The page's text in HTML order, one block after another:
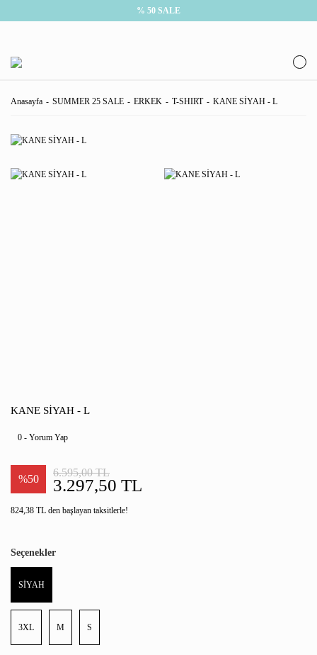
% 50 SALE
Anasayfa SUMMER 25 SALE ERKEK T-SHIRT KANE SİYAH - L
KANE SİYAH - L
0 - Yorum Yap
%50 3.297,50 TL
6.595,00 TL
824,38 TL den başlayan taksitlerle!
Seçenekler
SİYAH
3XL M S